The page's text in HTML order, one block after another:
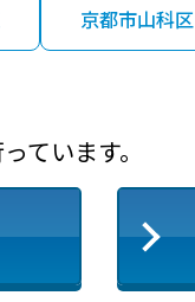
京都市山科区
ています。